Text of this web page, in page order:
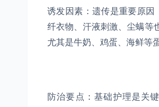
诱发因素：遗传是重要原因
纤衣物、汗液刺激、尘螨等
尤其是牛奶、鸡蛋、海鲜等
防治要点：基础护理是关